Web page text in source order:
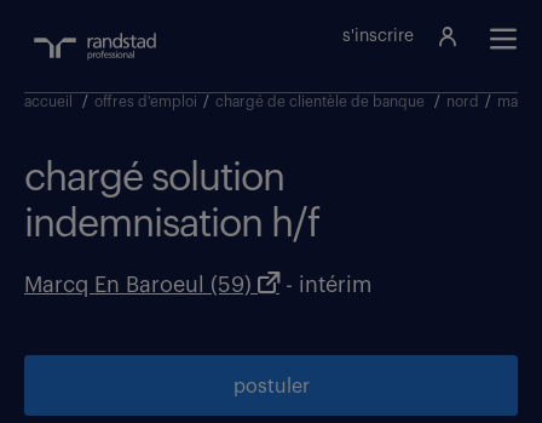
s'inscrire
accueil / offres d'emploi / chargé de clientèle de banque / nord /
chargé solution
indemnisation h/f
Marcq En Baroeul (59) - intérim
postuler